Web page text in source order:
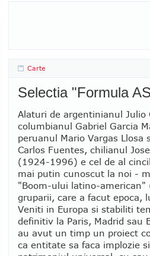
Carte
Selectia "Formula
Alaturi de argentinianul Julio
columbianul Gabriel Garcia
peruanul Mario Vargas Llosa
Carlos Fuentes, chilianul
(1924-1996) e cel de al
mai putin cunoscut la noi -
"Boom-ului latino-american"
gruparii, care a facut epoca,
Veniti in Europa si stabiliti
definitiv la Paris, Madrid sau
au avut un timp un proiect
ca entitate sa faca implozie